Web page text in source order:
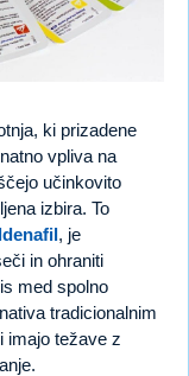
ki prizadene
vpliva na
učinkovito
izbira. To
, je
in ohraniti
med spolno
tradicionalnim
imajo težave z